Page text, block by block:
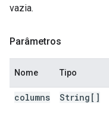
vazia.
Parâmetros
Nome Tipo
columns String[]